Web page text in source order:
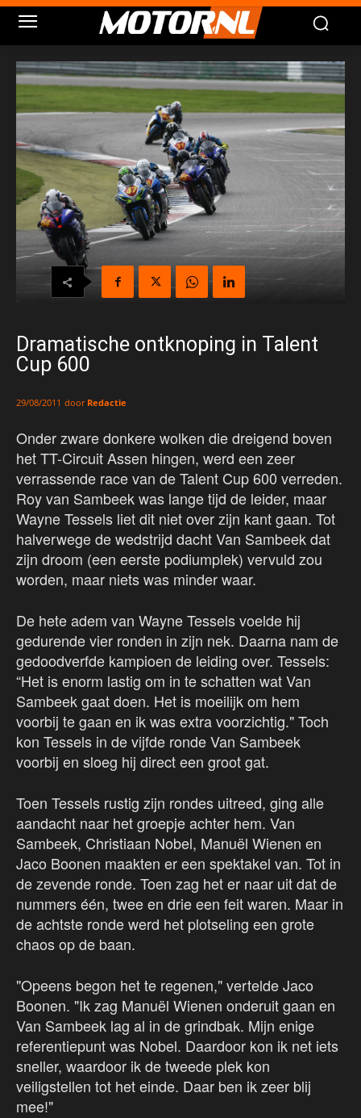
Dramatische ontknoping in Talent
Cup 600
29/08/2011 door Redactie
Onder zware donkere wolken die dreigend boven
het TT-Circuit Assen hingen, werd een zeer
verrassende race van de Talent Cup 600 verreden.
Roy van Sambeek was lange tijd de leider, maar
Wayne Tessels liet dit niet over zijn kant gaan. Tot
halverwege de wedstrijd dacht Van Sambeek dat
zijn droom (een eerste podiumplek) vervuld zou
worden, maar niets was minder waar.
De hete adem van Wayne Tessels voelde hij
gedurende vier ronden in zijn nek. Daarna nam de
gedoodverfde kampioen de leiding over. Tessels:
“Het is enorm lastig om in te schatten wat Van
Sambeek gaat doen. Het is moeilijk om hem
voorbij te gaan en ik was extra voorzichtig." Toch
kon Tessels in de vijfde ronde Van Sambeek
voorbij en sloeg hij direct een groot gat.
Toen Tessels rustig zijn rondes uitreed, ging alle
aandacht naar het groepje achter hem. Van
Sambeek, Christiaan Nobel, Manuël Wienen en
Jaco Boonen maakten er een spektakel van. Tot in
de zevende ronde. Toen zag het er naar uit dat de
nummers één, twee en drie een feit waren. Maar in
de achtste ronde werd het plotseling een grote
chaos op de baan.
"Opeens begon het te regenen," vertelde Jaco
Boonen. "Ik zag Manuël Wienen onderuit gaan en
Van Sambeek lag al in de grindbak. Mijn enige
referentiepunt was Nobel. Daardoor kon ik net iets
sneller, waardoor ik de tweede plek kon
veiligstellen tot het einde. Daar ben ik zeer blij
mee!"